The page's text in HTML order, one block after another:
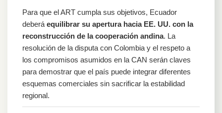
Para que el ART cumpla sus objetivos, Ecuador
deberá equilibrar su apertura hacia EE. UU. con la
reconstrucción de la cooperación andina. La
resolución de la disputa con Colombia y el respeto a
los compromisos asumidos en la CAN serán claves
para demostrar que el país puede integrar diferentes
esquemas comerciales sin sacrificar la estabilidad
regional.